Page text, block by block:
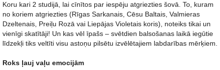
Koru kari 2 studijā, lai cīnītos par iespēju atgriezties šovā. To, kuram
no koriem atgriezties (Rīgas Sarkanais, Cēsu Baltais, Valmieras
Dzeltenais, Preiļu Rozā vai Liepājas Violetais koris), noteiks tikai un
vienīgi skatītāji! Un kas vēl īpašs – svētdien balsošanas laikā iegūtie
līdzekļi tiks veltīti visu astoņu pilsētu izvēlētajiem labdarības mērķiem.
Roks ļauj vaļu emocijām